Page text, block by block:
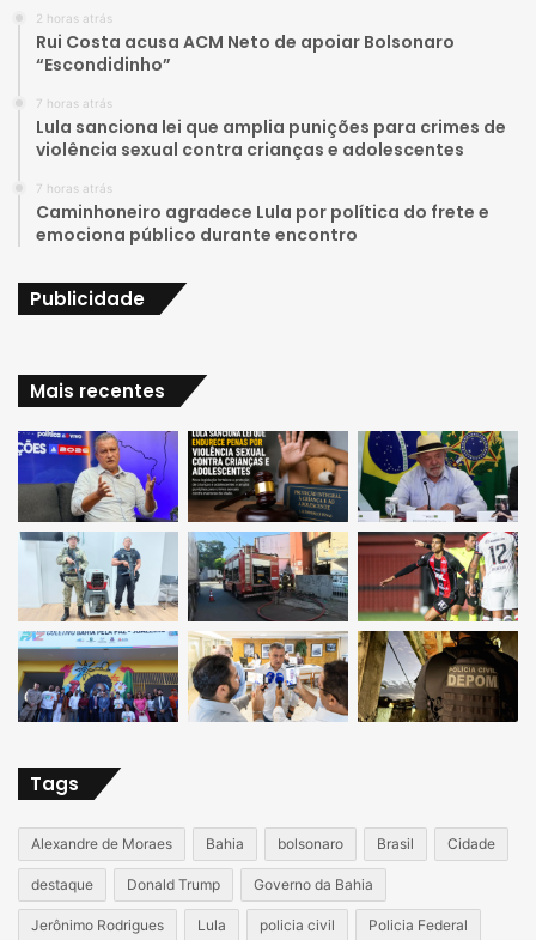
e
a
r
m
2 horas atrás
Rui Costa acusa ACM Neto de apoiar Bolsonaro
“Escondidinho”
7 horas atrás
Lula sanciona lei que amplia punições para crimes de
violência sexual contra crianças e adolescentes
7 horas atrás
Caminhoneiro agradece Lula por política do frete e
emociona público durante encontro
Publicidade
Mais recentes
Tags
Alexandre de Moraes Bahia bolsonaro Brasil Cidade
destaque Donald Trump Governo da Bahia
Jerônimo Rodrigues Lula policia civil Policia Federal